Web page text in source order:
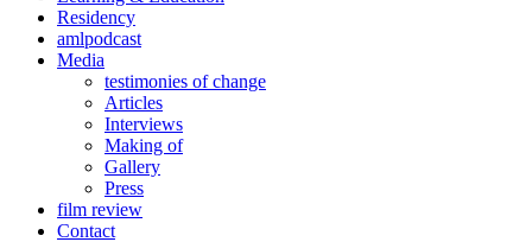
Residency
amlpodcast
Media
testimonies of change
Articles
Interviews
Making of
Gallery
Press
film review
Contact